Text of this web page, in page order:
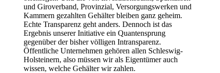
und Giroverband, Provinzial, Versorgungswerken und
Kammern gezahlten Gehälter bleiben ganz geheim.
Echte Transparenz geht anders. Dennoch ist das
Ergebnis unserer Initiative ein Quantensprung
gegenüber der bisher völligen Intransparenz.
Öffentliche Unternehmen gehören allen Schleswig-
Holsteinern, also müssen wir als Eigentümer auch
wissen, welche Gehälter wir zahlen.